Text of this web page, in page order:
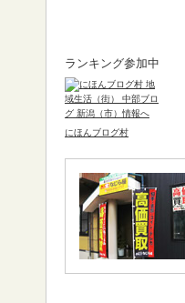
ランキング参加中
にほんブログ村